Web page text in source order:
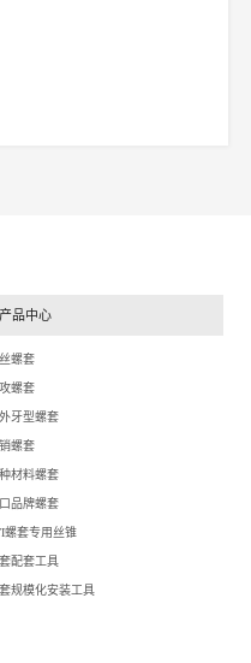
产品中心
螺套
螺套
牙型螺套
螺套
材料螺套
品牌螺套
螺套专用丝锥
配套工具
规模化安装工具